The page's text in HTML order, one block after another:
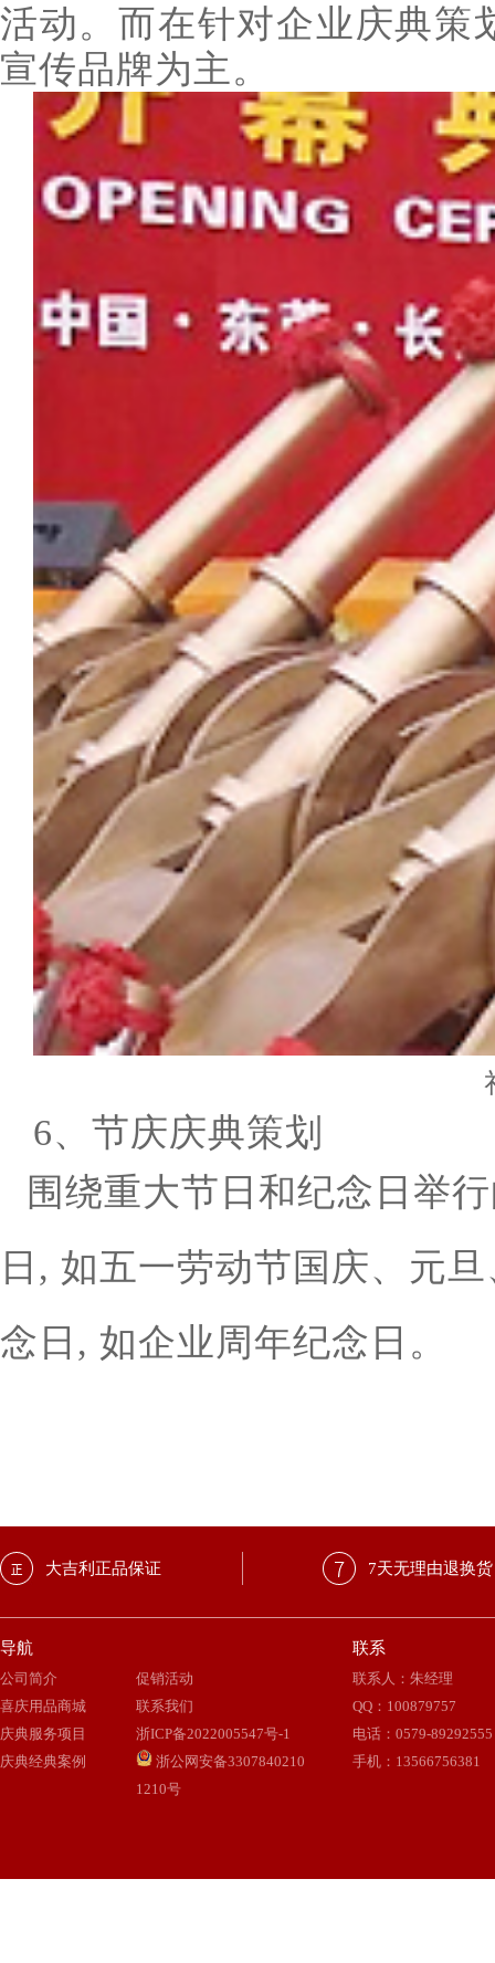
活动。而在针对企业庆典策
宣传品牌为主。
6、节庆庆典策划
围绕重大节日和纪念日举
日 , 如五一劳动节国庆、元
念日, 如企业周年纪念日。
大吉利正品保证 7天无理由退换货
导航
公司简介
喜庆用品商城
庆典服务项目
庆典经典案例
促销活动
联系我们
浙ICP备2022005547号-1
浙公网安备3307840210
1210号
联系
联系人：朱经理
QQ ： 100879757
电话：0579-89292555
手机：13566756381